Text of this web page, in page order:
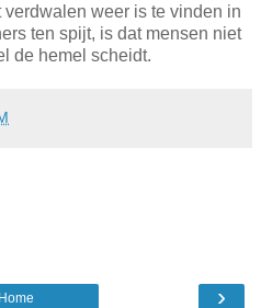
weer is te vinden in
ten spijt, is dat mensen niet
de hemel scheidt.
›
Home